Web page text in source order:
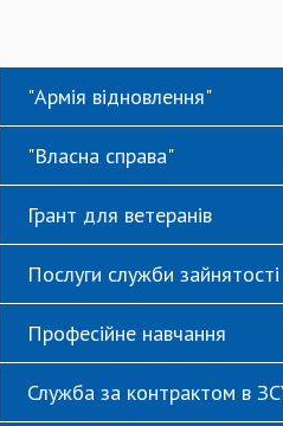
"Армія відновлення"
"Власна справа"
Грант для ветеранів
Послуги служби зайнятості
Професійне навчання
Служба за контрактом в